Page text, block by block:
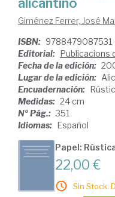
Giménez Ferrer, José
ISBN: 9788479087531
Editorial: Publicacions
Fecha de la edición:
Lugar de la edición:
Encuadernación:
Medidas: 24 cm
Nº Pág.: 351
Idiomas: Español
Papel:
22,00 €
Sin Stock.